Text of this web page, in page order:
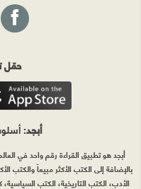
حمّل
أبجد:
أبجد هو تطبيق القراءة رقم واحد في
بالإضافة إلى الكتب الأكثر مبيعاً والكتب
الأدب، الكتب التاريخية، الكتب